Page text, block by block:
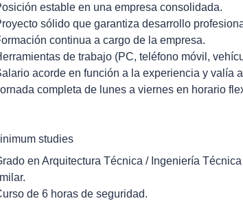
estable en una empresa consolidada.
sólido que garantiza desarrollo
continua a cargo de la empresa.
de trabajo (PC, teléfono móvil,
acorde en función a la experiencia y valía
completa de lunes a viernes en horario
studies
en Arquitectura Técnica / Ingeniería
de 6 horas de seguridad.